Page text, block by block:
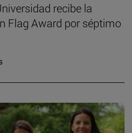
recibe la
Flag Award por séptimo